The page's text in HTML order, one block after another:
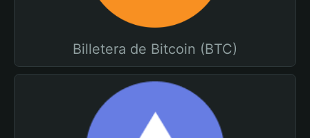
Billetera de Bitcoin (BTC)